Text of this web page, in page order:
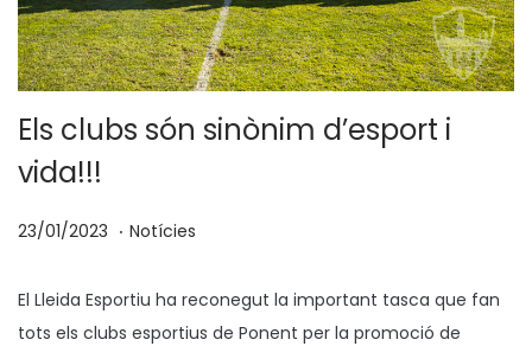
Els clubs són sinònim d’esport i
vida!!!
p
s
a
23/01/2023 0
/
0
. P
b
Notícies
El Lleida Esportiu ha reconegut la important tasca que fan
tots els clubs esportius de Ponent per la promoció de